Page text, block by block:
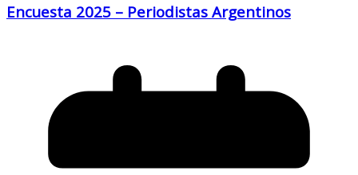
Encuesta 2025 – Periodistas Argentinos